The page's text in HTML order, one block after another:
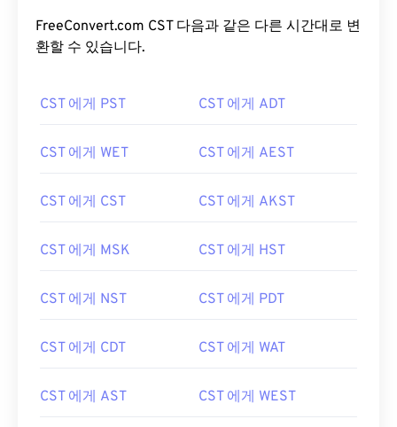
FreeConvert.com CST 다음과 같은 다른 시간대로 변
환할 수 있습니다.
CST 에게 PST CST 에게 ADT
CST 에게 WET CST 에게 AEST
CST 에게 CST CST 에게 AKST
CST 에게 MSK CST 에게 HST
CST 에게 NST CST 에게 PDT
CST 에게 CDT CST 에게 WAT
CST 에게 AST CST 에게 WEST